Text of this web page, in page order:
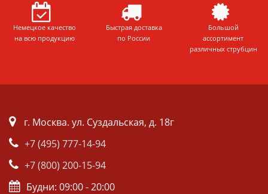
Немецкое качество
на всю продукцию
Быстрая доставка
по России
Большой
ассортимент
различных струбцин
г. Москва. ул. Суздальская, д. 18г
+7 (495) 777-14-94
+7 (800) 200-15-94
Будни: 09:00 - 20:00